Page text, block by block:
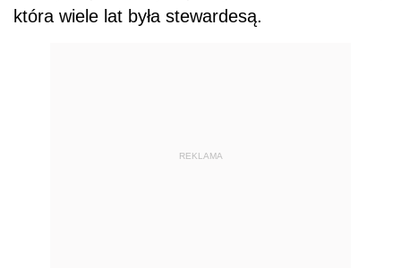
która wiele lat była stewardesą.
REKLAMA